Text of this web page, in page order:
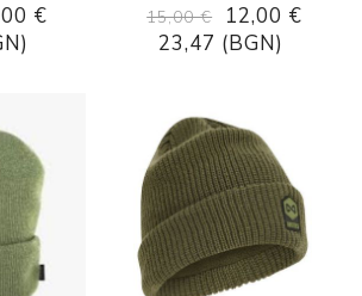
€
15,00 €
12,00 €
23,47 (BGN)